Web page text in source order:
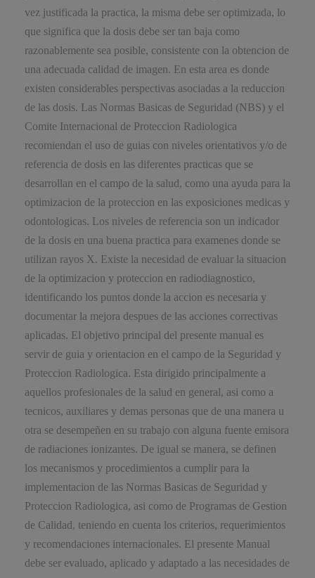
vez justificada la practica, la misma debe ser optimizada, lo
que significa que la dosis debe ser tan baja como
razonablemente sea posible, consistente con la obtencion de
una adecuada calidad de imagen. En esta area es donde
existen considerables perspectivas asociadas a la reduccion
de las dosis. Las Normas Basicas de Seguridad (NBS) y el
Comite Internacional de Proteccion Radiologica
recomiendan el uso de guias con niveles orientativos y/o de
referencia de dosis en las diferentes practicas que se
desarrollan en el campo de la salud, como una ayuda para la
optimizacion de la proteccion en las exposiciones medicas y
odontologicas. Los niveles de referencia son un indicador
de la dosis en una buena practica para examenes donde se
utilizan rayos X. Existe la necesidad de evaluar la situacion
de la optimizacion y proteccion en radiodiagnostico,
identificando los puntos donde la accion es necesaria y
documentar la mejora despues de las acciones correctivas
aplicadas. El objetivo principal del presente manual es
servir de guia y orientacion en el campo de la Seguridad y
Proteccion Radiologica. Esta dirigido principalmente a
aquellos profesionales de la salud en general, asi como a
tecnicos, auxiliares y demas personas que de una manera u
otra se desempeñen en su trabajo con alguna fuente emisora
de radiaciones ionizantes. De igual se manera, se definen
los mecanismos y procedimientos a cumplir para la
implementacion de las Normas Basicas de Seguridad y
Proteccion Radiologica, asi como de Programas de Gestion
de Calidad, teniendo en cuenta los criterios, requerimientos
y recomendaciones internacionales. El presente Manual
debe ser evaluado, aplicado y adaptado a las necesidades de